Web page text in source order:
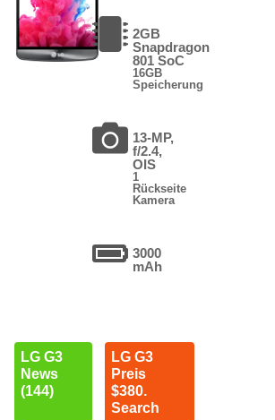
2GB
Snapdragon
801 SoC
16GB
Speicherung
13-MP,
f/2.4,
OIS
1
Rückseite
Kamera
3000
mAh
LG G3
News
(144)
LG G3
Preis
$380.
Search